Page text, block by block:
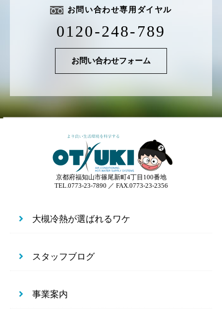
お問い合わせ専用ダイヤル
0120-248-789
お問い合わせフォーム
京都府福知山市篠尾新町4丁目100番地
TEL.0773-23-7890 ／ FAX.0773-23-2356
大槻冷熱が選ばれるワケ
スタッフブログ
事業案内